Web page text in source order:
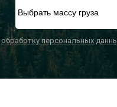
обработку персональных